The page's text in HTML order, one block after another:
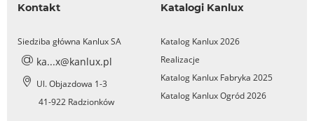
Kontakt
Siedziba główna Kanlux SA
ka...x@kanlux.pl
Ul. Objazdowa 1-3
41-922 Radzionków
Katalogi Kanlux
Katalog Kanlux 2026
Realizacje
Katalog Kanlux Fabryka 2025
Katalog Kanlux Ogród 2026